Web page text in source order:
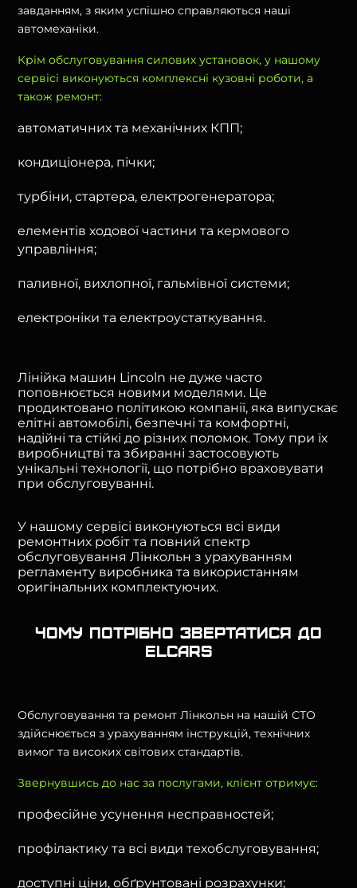
завданням, з яким успішно справляються наші
автомеханіки.
Крім обслуговування силових установок, у нашому
сервісі виконуються комплексні кузовні роботи, а
також ремонт:
автоматичних та механічних КПП;
кондиціонера, пічки;
турбіни, стартера, електрогенератора;
елементів ходової частини та кермового
управління;
паливної, вихлопної, гальмівної системи;
електроніки та електроустаткування.
Лінійка машин Lincoln не дуже часто
поповнюється новими моделями. Це
продиктовано політикою компанії, яка випускає
елітні автомобілі, безпечні та комфортні,
надійні та стійкі до різних поломок. Тому при їх
виробництві та збиранні застосовують
унікальні технології, що потрібно враховувати
при обслуговуванні.
У нашому сервісі виконуються всі види
ремонтних робіт та повний спектр
обслуговування Лінкольн з урахуванням
регламенту виробника та використанням
оригінальних комплектуючих.
Чому потрібно звертатися до
Elcars
Обслуговування та ремонт Лінкольн на нашій СТО
здійснюється з урахуванням інструкцій, технічних
вимог та високих світових стандартів.
Звернувшись до нас за послугами, клієнт отримує:
професійне усунення несправностей;
профілактику та всі види техобслуговування;
доступні ціни, обґрунтовані розрахунки;